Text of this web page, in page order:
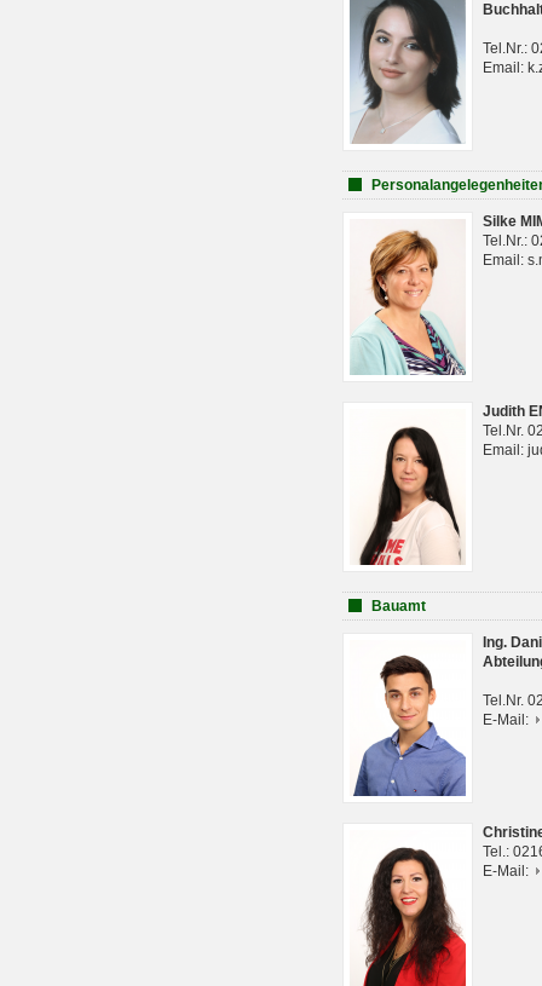
Tel.Nr.:
Email:
Silke
Tel.Nr.:
Email:
Judith
Tel.Nr.
Email:
Bauamt
Ing.
Tel.Nr.
E-Mail:
Tel.:
E-Mail: